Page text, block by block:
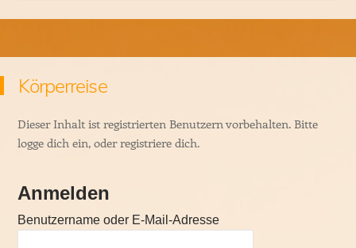
Körperreise
Dieser Inhalt ist registrierten Benutzern vorbehalten. Bitte
logge dich ein, oder registriere dich.
Anmelden
Benutzername oder E-Mail-Adresse